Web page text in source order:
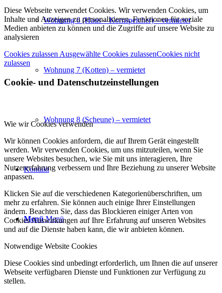
Wohnung 6 (Haus – Kornspeicher) – vermietet
Wohnung 7 (Kotten) – vermietet
Wohnung 8 (Scheune) – vermietet
Kontakt
Menü Menü
Diese Webseite verwendet Cookies. Wir verwenden Cookies, um
Inhalte und Anzeigen zu personalisieren, Funktionen für soziale
Medien anbieten zu können und die Zugriffe auf unsere Website zu
analysieren
Cookies zulassen Ausgewählte Cookies zulassenCookies nicht
zulassen
Cookie- und Datenschutzeinstellungen
Wie wir Cookies verwenden
Wir können Cookies anfordern, die auf Ihrem Gerät eingestellt
werden. Wir verwenden Cookies, um uns mitzuteilen, wenn Sie
unsere Websites besuchen, wie Sie mit uns interagieren, Ihre
Nutzererfahrung verbessern und Ihre Beziehung zu unserer Website
anpassen.
Klicken Sie auf die verschiedenen Kategorienüberschriften, um
mehr zu erfahren. Sie können auch einige Ihrer Einstellungen
ändern. Beachten Sie, dass das Blockieren einiger Arten von
Cookies Auswirkungen auf Ihre Erfahrung auf unseren Websites
und auf die Dienste haben kann, die wir anbieten können.
Notwendige Website Cookies
Diese Cookies sind unbedingt erforderlich, um Ihnen die auf unserer
Webseite verfügbaren Dienste und Funktionen zur Verfügung zu
stellen.